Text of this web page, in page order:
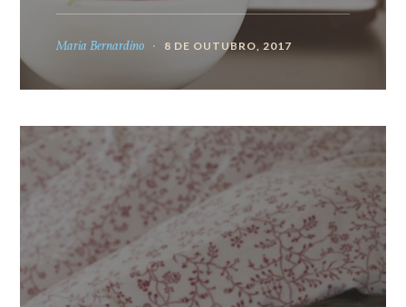
Maria Bernardino 8 DE OUTUBRO, 2017